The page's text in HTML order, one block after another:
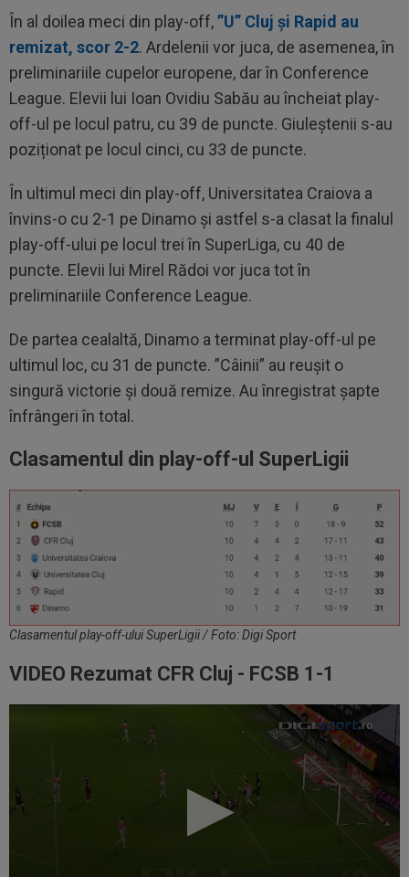
În al doilea meci din play-off,”U” Cluj și Rapid au
remizat, scor 2-2. Ardelenii vor juca, de asemenea, în
preliminariile cupelor europene, dar în Conference
League. Elevii lui Ioan Ovidiu Sabău au încheiat play-
off-ul pe locul patru, cu 39 de puncte. Giuleștenii s-au
poziționat pe locul cinci, cu 33 de puncte.
În ultimul meci din play-off, Universitatea Craiova a
învins-o cu 2-1 pe Dinamo și astfel s-a clasat la finalul
play-off-ului pe locul trei în SuperLiga, cu 40 de
puncte. Elevii lui Mirel Rădoi vor juca tot în
preliminariile Conference League.
De partea cealaltă, Dinamo a terminat play-off-ul pe
ultimul loc, cu 31 de puncte. ”Câinii” au reușit o
singură victorie și două remize. Au înregistrat șapte
înfrângeri în total.
Clasamentul din play-off-ul SuperLigii
Clasamentul play-off-ului SuperLigii / Foto: Digi Sport
VIDEO Rezumat CFR Cluj - FCSB 1-1